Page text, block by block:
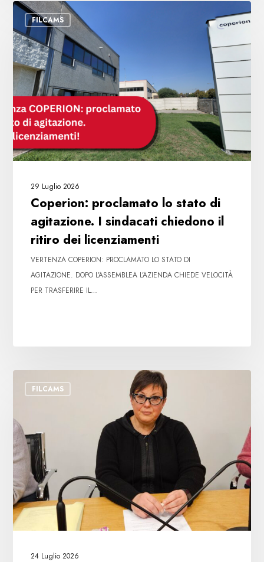
FILCAMS
Coperion:
proclamato
lo
stato
di
agitazione.
I
sindacati
chiedono
il
ritiro
licenziamenti
29 Luglio 2026
Coperion: proclamato lo stato di
agitazione. I sindacati chiedono il
ritiro dei licenziamenti
VERTENZA COPERION: PROCLAMATO LO STATO DI
AGITAZIONE. DOPO L’ASSEMBLEA L’AZIENDA CHIEDE VELOCITÀ
PER TRASFERIRE IL…
FILCAMS
Coop
3.0:
nuova
importante
vittoria
legale
per
Floriana
Fraboni
24 Luglio 2026